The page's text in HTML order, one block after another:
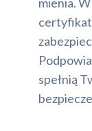
spełnią